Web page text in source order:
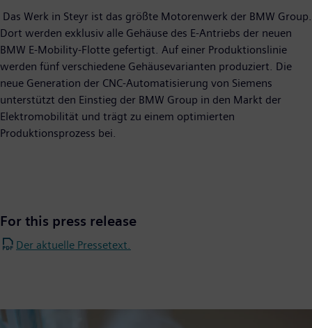
Das Werk in Steyr ist das größte Motorenwerk der BMW Group.
Dort werden exklusiv alle Gehäuse des E-Antriebs der neuen
BMW E-Mobility-Flotte gefertigt. Auf einer Produktionslinie
werden fünf verschiedene Gehäusevarianten produziert. Die
neue Generation der CNC-Automatisierung von Siemens
unterstützt den Einstieg der BMW Group in den Markt der
Elektromobilität und trägt zu einem optimierten
Produktionsprozess bei.
For this press release
Der aktuelle Pressetext.